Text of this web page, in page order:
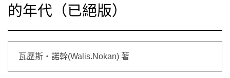
的年代（已絕版）
瓦歷斯‧諾幹(Walis.Nokan) 著